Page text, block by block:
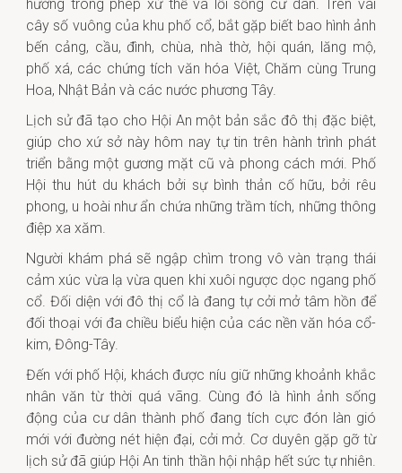
hưởng trong phép xử thế và lối sống cư dân. Trên vài
cây số vuông của khu phố cổ, bắt gặp biết bao hình ảnh
bến cảng, cầu, đình, chùa, nhà thờ, hội quán, lăng mộ,
phố xá, các chứng tích văn hóa Việt, Chăm cùng Trung
Hoa, Nhật Bản và các nước phương Tây.
Lịch sử đã tạo cho Hội An một bản sắc đô thị đặc biệt,
giúp cho xứ sở này hôm nay tự tin trên hành trình phát
triển bằng một gương mặt cũ và phong cách mới. Phố
Hội thu hút du khách bởi sự bình thản cố hữu, bởi rêu
phong, u hoài như ẩn chứa những trầm tích, những thông
điệp xa xăm.
Người khám phá sẽ ngập chìm trong vô vàn trạng thái
cảm xúc vừa lạ vừa quen khi xuôi ngược dọc ngang phố
cổ. Đối diện với đô thị cổ là đang tự cởi mở tâm hồn để
đối thoại với đa chiều biểu hiện của các nền văn hóa cổ-
kim, Đông-Tây.
Đến với phố Hội, khách được níu giữ những khoảnh khắc
nhân văn từ thời quá vãng. Cùng đó là hình ảnh sống
động của cư dân thành phố đang tích cực đón làn gió
mới với đường nét hiện đại, cởi mở. Cơ duyên gặp gỡ từ
lịch sử đã giúp Hội An tinh thần hội nhập hết sức tự nhiên.